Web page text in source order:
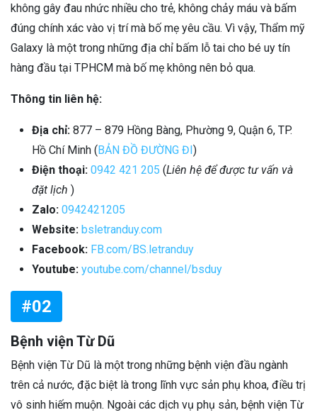
không gây đau nhức nhiều cho trẻ, không chảy máu và bấm
đúng chính xác vào vị trí mà bố mẹ yêu cầu. Vì vậy, Thẩm mỹ
Galaxy là một trong những địa chỉ bấm lỗ tai cho bé uy tín
hàng đầu tại TPHCM mà bố mẹ không nên bỏ qua.
Thông tin liên hệ:
Địa chỉ: 877 – 879 Hồng Bàng, Phường 9, Quận 6, TP.
Hồ Chí Minh (BẢN ĐỒ ĐƯỜNG ĐI)
Điện thoại: 0942 421 205 (Liên hệ để được tư vấn và
đặt lịch )
Zalo: 0942421205
Website: bsletranduy.com
Facebook: FB.com/BS.letranduy
Youtube: youtube.com/channel/bsduy
#02
Bệnh viện Từ Dũ
Bệnh viện Từ Dũ là một trong những bệnh viện đầu ngành
trên cả nước, đặc biệt là trong lĩnh vực sản phụ khoa, điều trị
vô sinh hiếm muộn. Ngoài các dịch vụ phụ sản, bệnh viện Từ